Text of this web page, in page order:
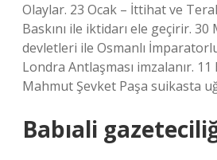
Olaylar. 23 Ocak – İttihat ve
Baskını ile iktidarı ele geçirir. 30
devletleri ile Osmanlı
Londra Antlaşması imzalanır.
Mahmut Şevket Paşa suikasta
Babıali